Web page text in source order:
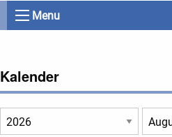
Menu
Kalender